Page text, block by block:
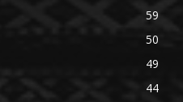
59
50
49
44